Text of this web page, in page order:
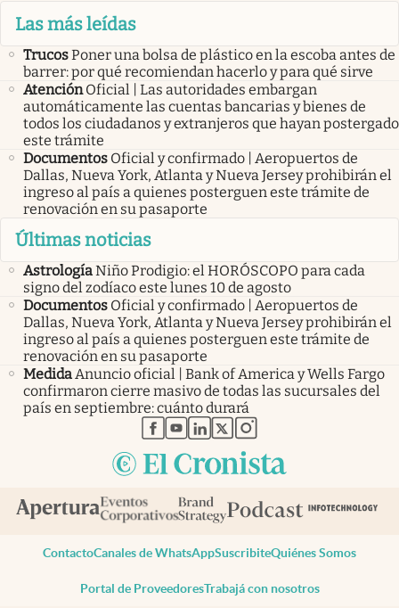
Las más leídas
TrucosPoner una bolsa de plástico en la escoba antes de
barrer: por qué recomiendan hacerlo y para qué sirve
Atención Oficial | Las autoridades embargan
automáticamente las cuentas bancarias y bienes de
todos los ciudadanos y extranjeros que hayan postergado
este trámite
Documentos Oficial y confirmado | Aeropuertos de
Dallas, Nueva York, Atlanta y Nueva Jersey prohibirán el
ingreso al país a quienes posterguen este trámite de
renovación en su pasaporte
Últimas noticias
AstrologíaNiño Prodigio: el HORÓSCOPO para cada
signo del zodíaco este lunes 10 de agosto
Documentos Oficial y confirmado | Aeropuertos de
Dallas, Nueva York, Atlanta y Nueva Jersey prohibirán el
ingreso al país a quienes posterguen este trámite de
renovación en su pasaporte
MedidaAnuncio oficial | Bank of America y Wells Fargo
confirmaron cierre masivo de todas las sucursales del
país en septiembre: cuánto durará
abre en nueva pestaña
abre en nueva pestaña
abre en nueva pestaña
abre en nueva pestaña
abre en nueva pestaña
ContactoCanales de WhatsAppSuscribiteQuiénes Somos
Portal de ProveedoresTrabajá con nosotros